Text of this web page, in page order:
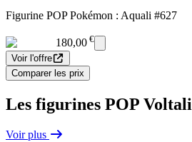
Figurine POP Pokémon : Aquali #627
180,00 €
Voir l'offre
Comparer les prix
Les figurines POP Voltali
Voir plus